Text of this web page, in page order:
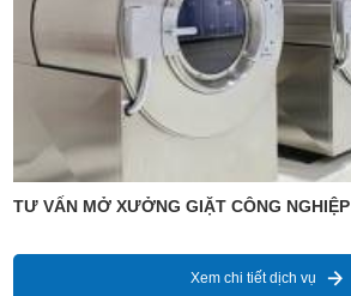
TƯ VẤN MỞ XƯỞNG GIẶT CÔNG NGHIỆP
Xem chi tiết dịch vụ